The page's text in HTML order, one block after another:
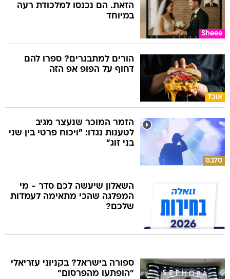
Sheee
הזאת. הם נכנסו למלכודת רעה
במיוחד
אוכל
הורים למתבגרים? ספרו להם
דחוף על הפופ אפ הזה
סלבס
הזמר המוכר שנעצר מגיב
לטענות נגדו: "ויכוח פרטי בין שני
בני זוג"
השאלון שיעשה לכם סדר - מי
המפלגה שהכי מתאימה לעמדות
שלכם?
ספורה בישראל? בקניוני עזריאלי
"הופתעו מהפרסום"